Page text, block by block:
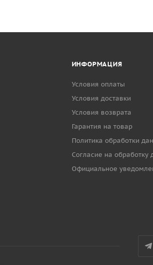
ИНФОРМАЦИЯ
Условия оплаты
Условия доставки
Условия возврата
Гарантия на товар
Политика обработки
Согласие на обработку
Официальное